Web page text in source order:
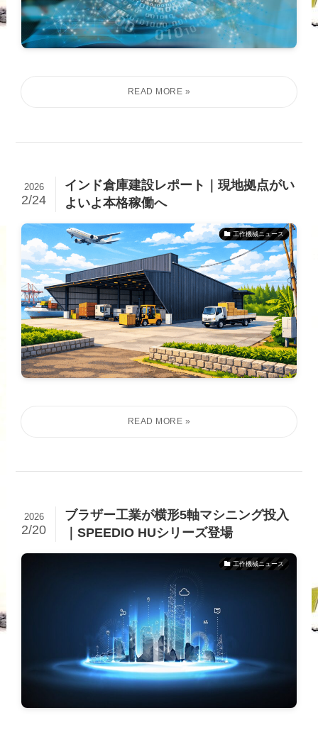
インド倉庫建設レポート｜現地拠点がい
よいよ本格稼働へ
2026
2/24
工作機械ニュース
ブラザー工業が横形5軸マシニング投入
｜SPEEDIO HUシリーズ登場
2026
2/20
工作機械ニュース